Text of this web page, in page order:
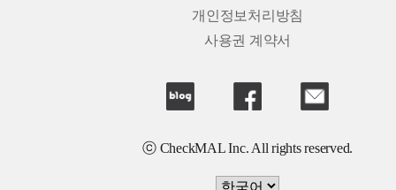
개인정보처리방침
사용권 계약서
ⓒ CheckMAL Inc. All rights reserved.